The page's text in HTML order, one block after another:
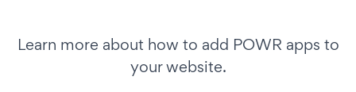
Learn more about how to add POWR apps to
your website.